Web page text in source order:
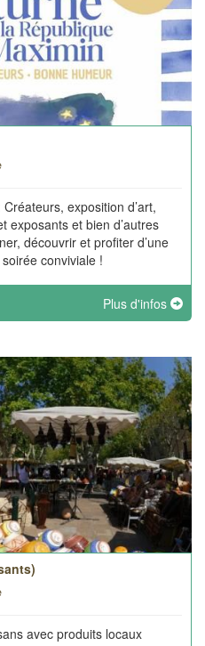
Créateurs, exposition d’art,
exposants et bien d’autres
découvrir et profiter d’une
conviviale !
Plus d'infos
avec produits locaux